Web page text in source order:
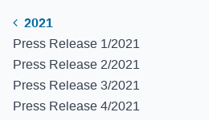
2021
Press Release 1/2021
Press Release 2/2021
Press Release 3/2021
Press Release 4/2021